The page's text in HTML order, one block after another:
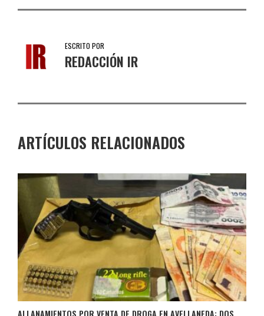
ESCRITO POR
REDACCIÓN IR
ARTÍCULOS RELACIONADOS